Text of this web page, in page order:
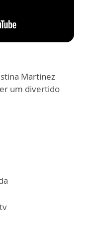
Martinez
um divertido